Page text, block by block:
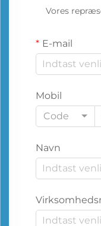
Vores
E-mail
Mobil
Code
Navn